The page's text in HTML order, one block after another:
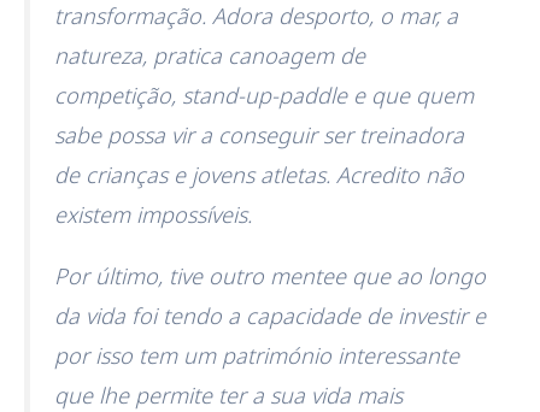
transformação. Adora desporto, o mar, a
natureza, pratica canoagem de
competição, stand-up-paddle e que quem
sabe possa vir a conseguir ser treinadora
de crianças e jovens atletas. Acredito não
existem impossíveis.
Por último, tive outro mentee que ao longo
da vida foi tendo a capacidade de investir e
por isso tem um património interessante
que lhe permite ter a sua vida mais